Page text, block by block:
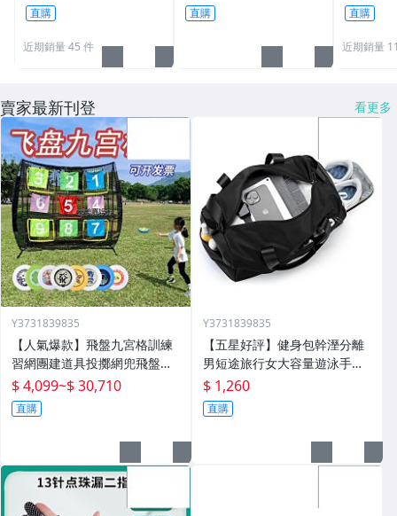
買多少[1101]
直購
近期銷量 45 件
直購
盜帽
直購
近期銷量
賣家最新刊登 看更多
Y3731839835
【人氣爆款】飛盤九宮格訓練
習網團建道具投擲網兜飛盤架
戶外運動拓展遊戲
$ 4,099~$ 30,710
直購
Y3731839835
【五星好評】健身包幹溼分離
男短途旅行女大容量遊泳手提
包大獨立鞋倉
$ 1,260
直購